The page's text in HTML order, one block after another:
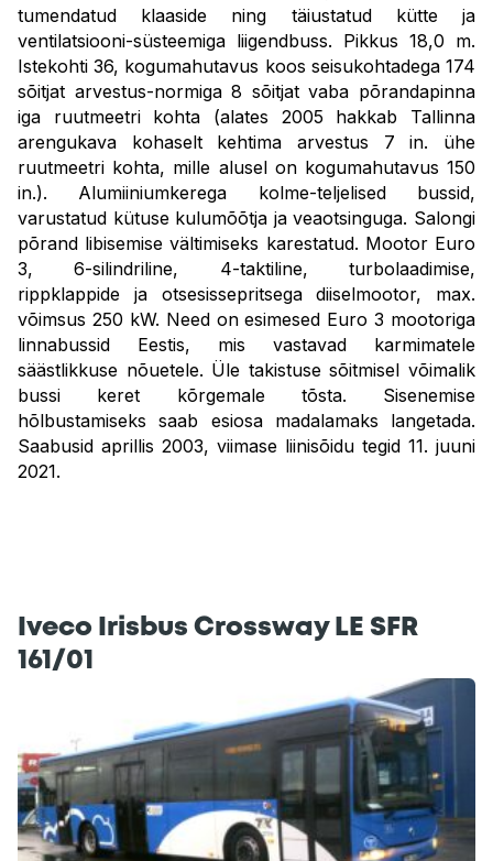
tumendatud klaaside ning täiustatud kütte ja
ventilatsiooni-süsteemiga liigendbuss. Pikkus 18,0 m.
Istekohti 36, kogumahutavus koos seisukohtadega 174
sõitjat arvestus-normiga 8 sõitjat vaba põrandapinna
iga ruutmeetri kohta (alates 2005 hakkab Tallinna
arengukava kohaselt kehtima arvestus 7 in. ühe
ruutmeetri kohta, mille alusel on kogumahutavus 150
in.). Alumiiniumkerega kolme-teljelised bussid,
varustatud kütuse kulumõõtja ja veaotsinguga. Salongi
põrand libisemise vältimiseks karestatud. Mootor Euro
3, 6-silindriline, 4-taktiline, turbolaadimise,
rippklappide ja otsesissepritsega diiselmootor, max.
võimsus 250 kW. Need on esimesed Euro 3 mootoriga
linnabussid Eestis, mis vastavad karmimatele
säästlikkuse nõuetele. Üle takistuse sõitmisel võimalik
bussi keret kõrgemale tõsta. Sisenemise
hõlbustamiseks saab esiosa madalamaks langetada.
Saabusid aprillis 2003, viimase liinisõidu tegid 11. juuni
2021.
Iveco Irisbus Crossway LE SFR
161/01